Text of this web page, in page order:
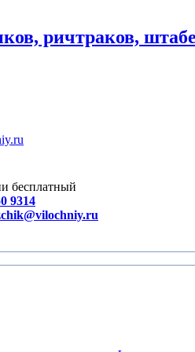
ричтраков,
бесплатный
9314